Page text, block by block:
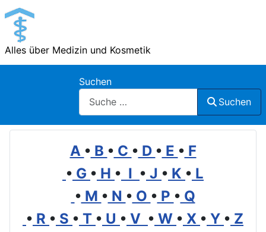
Alles über Medizin und Kosmetik
Suchen
Suchen
A • B • C • D • E • F
• G • H • I • J • K • L
• M • N • O • P • Q
• R • S • T • U • V • W • X • Y • Z